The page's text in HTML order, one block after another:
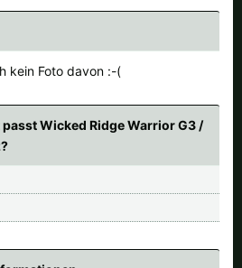
kein Foto davon :-(
Wicked Ridge Warrior G3 /
sein, keine Sorge - wählen Sie einfach
erfragen die Versandkosten bei der